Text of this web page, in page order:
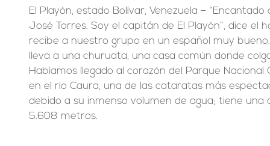
El Playón, estado Bolívar, Venezuela –
José Torres. Soy el capitán de El Playón”, dice el
recibe a nuestro grupo en un español muy
lleva a una churuata, una casa común donde
Habíamos llegado al corazón del Parque
en el río Caura, una de las cataratas más
debido a su inmenso volumen de agua; tiene
5.608 metros.